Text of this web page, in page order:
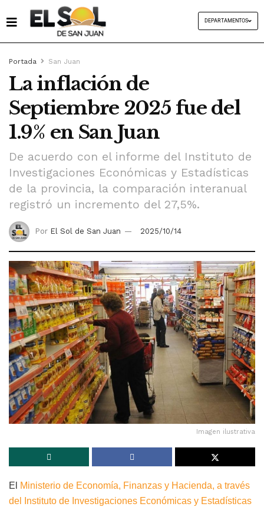
DEPARTAMENTOS
Portada San Juan
La inflación de
Septiembre 2025 fue del
1.9% en San Juan
De acuerdo con el informe del Instituto de
Investigaciones Económicas y Estadísticas
de la provincia, la comparación interanual
registró un incremento del 27,5%.
Por El Sol de San Juan 2025/10/14
Imagen ilustrativa
El
Ministerio de Economía, Finanzas y Hacienda, a través
del Instituto de Investigaciones Económicas y Estadísticas